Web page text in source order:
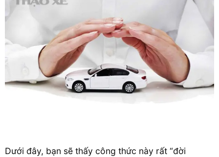
Dưới đây, bạn sẽ thấy công thức này rất “đời